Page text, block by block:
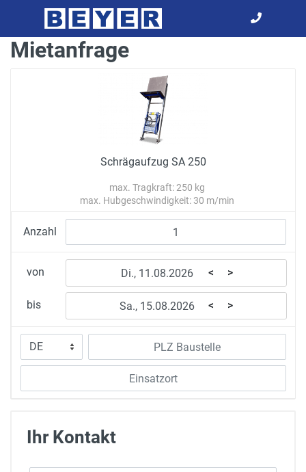
Mietanfrage
Schrägaufzug SA 250
max. Tragkraft: 250 kg
max. Hubgeschwindigkeit: 30 m/min
Anzahl
von < >
bis < >
Ihr Kontakt